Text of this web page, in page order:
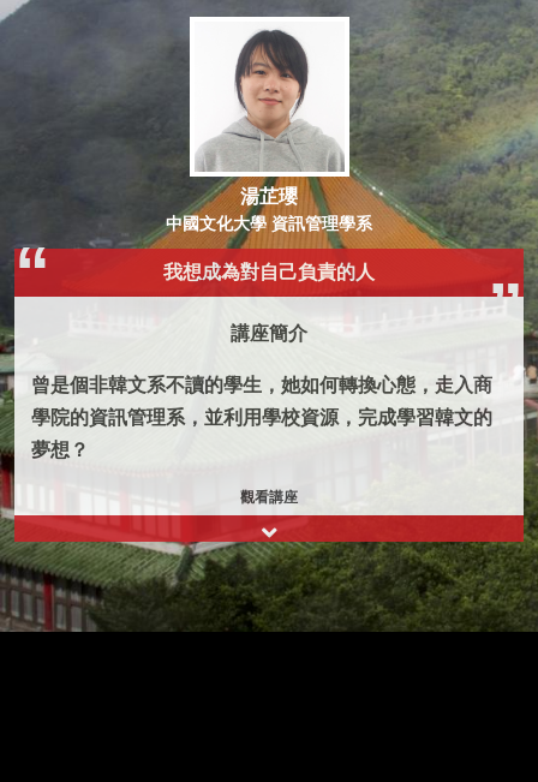
湯芷瓔
中國文化大學 資訊管理學系
我想成為對自己負責的人
講座簡介
曾是個非韓文系不讀的學生，她如何轉換心態，走入商
學院的資訊管理系，並利用學校資源，完成學習韓文的
夢想？
觀看講座